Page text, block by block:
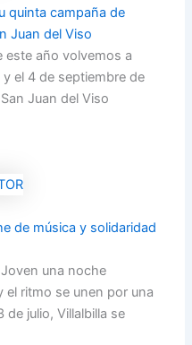
quinta campaña de
Juan del Viso
este año volvemos a
el 4 de septiembre de
Juan del Viso
de música y solidaridad
una noche
el ritmo se unen por una
de julio, Villalbilla se